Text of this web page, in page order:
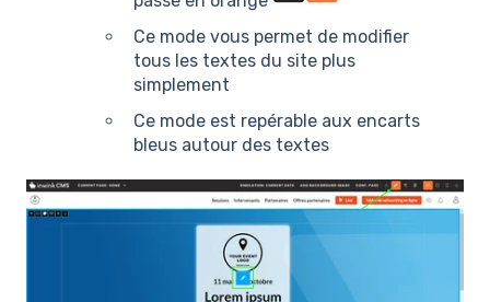
Ce mode vous permet de modifier
tous les textes du site plus
simplement
Ce mode est repérable aux encarts
bleus autour des textes